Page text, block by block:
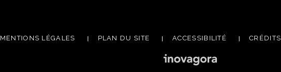
MENTIONS LÉGALES PLAN DU SITE ACCESSIBILITÉ CRÉDITS